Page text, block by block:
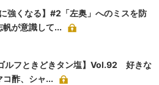
強くなる】#2「左奥」へのミスを防
帆が意識して...
ゴルフときどきタン塩】Vol.92 好きな
コ酢、シャ...